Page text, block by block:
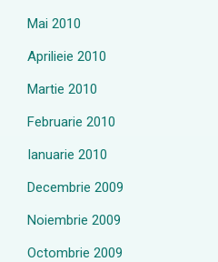
Mai 2010
Aprilieie 2010
Martie 2010
Februarie 2010
Ianuarie 2010
Decembrie 2009
Noiembrie 2009
Octombrie 2009